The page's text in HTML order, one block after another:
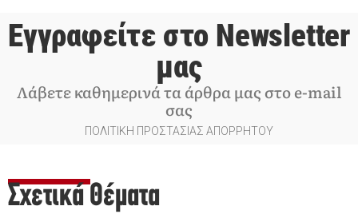
Εγγραφείτε στο Newsletter
μας
Λάβετε καθημερινά τα άρθρα μας στο e-mail
σας
ΠΟΛΙΤΙΚΗ ΠΡΟΣΤΑΣΙΑΣ ΑΠΟΡΡΗΤΟΥ
Σχετικά Θέματα